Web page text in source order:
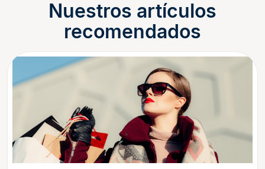
Nuestros artículos
recomendados